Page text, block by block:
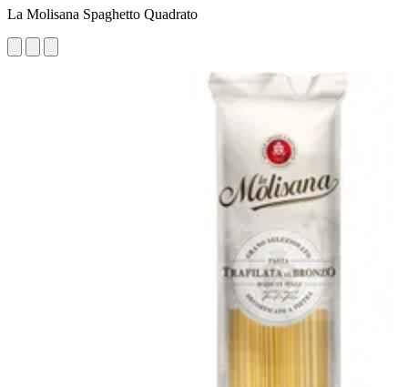
La Molisana Spaghetto Quadrato